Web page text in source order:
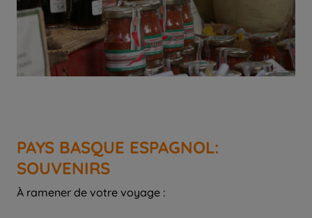
PAYS BASQUE ESPAGNOL:
SOUVENIRS
À ramener de votre voyage :